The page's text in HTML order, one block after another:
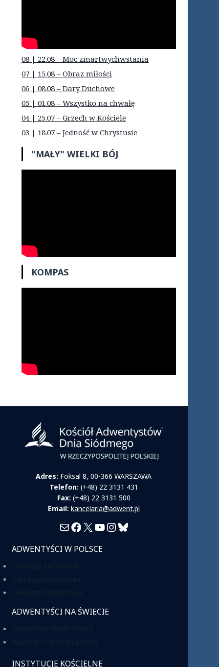
08 | 22.08 – Moc zmartwychwstania
07 | 15.08 – Obraz miłości
06 | 08.08 – Dary Duchowe
05 | 01.08 – Wszystko na chwałę
04 | 25.07 – Grzech w Kościele
03 | 18.07 – Jedność w Chrystusie
"MAŁY" WIELKI BÓJ
KOMPAS
Adres: Foksal 8, 00-366 WARSZAWA
Telefon: (+48) 22 3131 431
Fax: (+48) 22 3131 500
Email: kancelaria@adwent.pl
MailFacebook
X YouTube
Instagram
Bluesky
ADWENTYŚCI W POLSCE
ADWENTYŚCI NA ŚWIECIE
INSTYTUCJE KOŚCIELNE